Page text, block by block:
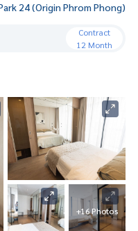
24 (Origin Phrom Phong)
Contract
12 Month
+16 Photos